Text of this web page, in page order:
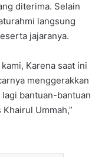
diterima. Selain
langsung
jajaranya.
Karena saat ini
menggerakkan
bantuan-bantuan
Ummah,”